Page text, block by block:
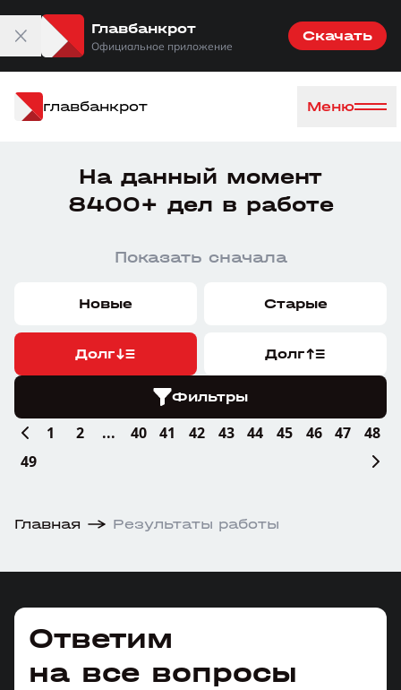
Главбанкрот
Официальное приложение
Скачать
главбанкрот Меню
На данный момент
8400+ дел в работе
Показать сначала
Новые Старые
Долг Долг
Фильтры
1 2 ... 40 41 42 43 44 45 46 47
48
49
Главная Результаты работы
Ответим
на все вопросы